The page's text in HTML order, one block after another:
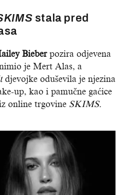
stala pred
Bieberpozira odjevena
je Mert Alas, a
djevojke oduševila je njezina
up, kao i pamučne gaćice
online trgovine SKIMS.